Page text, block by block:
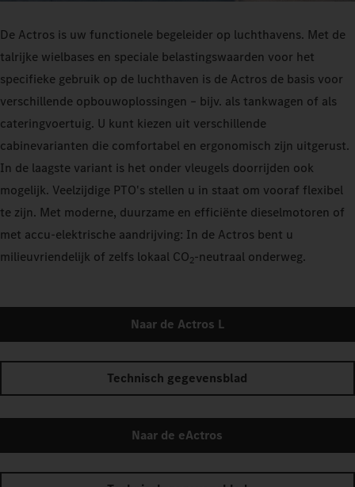
De Actros is uw functionele begeleider op luchthavens. Met de
talrijke wielbases en speciale belastingswaarden voor het
specifieke gebruik op de luchthaven is de Actros de basis voor
verschillende opbouwoplossingen – bijv. als tankwagen of als
cateringvoertuig. U kunt kiezen uit verschillende
cabinevarianten die comfortabel en ergonomisch zijn uitgerust.
In de laagste variant is het onder vleugels doorrijden ook
mogelijk. Veelzijdige PTO's stellen u in staat om vooraf flexibel
te zijn. Met moderne, duurzame en efficiënte dieselmotoren of
met accu-elektrische aandrijving: In de Actros bent u
milieuvriendelijk of zelfs lokaal CO2‑neutraal onderweg.
Naar de Actros L
Technisch gegevensblad
Naar de eActros